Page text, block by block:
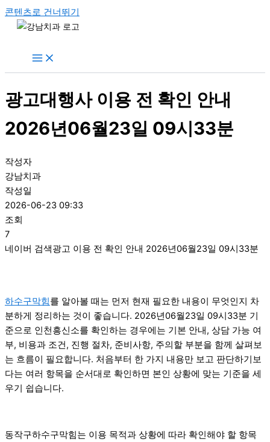
콘텐츠로 건너뛰기
광고대행사 이용 전 확인 안내
2026년06월23일 09시33분
작성자
강남치과
작성일
2026-06-23 09:33
조회
7
네이버 검색광고 이용 전 확인 안내 2026년06월23일 09시33분
하수구막힘를 알아볼 때는 먼저 현재 필요한 내용이 무엇인지 차
분하게 정리하는 것이 좋습니다. 2026년06월23일 09시33분 기
준으로 인천흥신소를 확인하는 경우에는 기본 안내, 상담 가능 여
부, 비용과 조건, 진행 절차, 준비사항, 주의할 부분을 함께 살펴보
는 흐름이 필요합니다. 처음부터 한 가지 내용만 보고 판단하기보
다는 여러 항목을 순서대로 확인하면 본인 상황에 맞는 기준을 세
우기 쉽습니다.
동작구하수구막힘는 이용 목적과 상황에 따라 확인해야 할 항목